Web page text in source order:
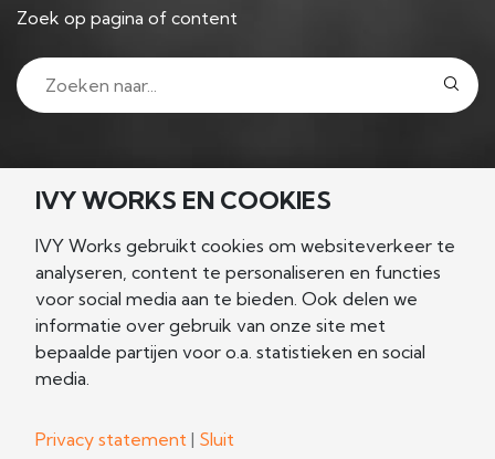
Zoek op pagina of content
NIEUWSGIERIG?
Let's connect!
Kennismaken
IVY WORKS EN COOKIES
IVY Works gebruikt cookies om websiteverkeer te
analyseren, content te personaliseren en functies
voor social media aan te bieden. Ook delen we
informatie over gebruik van onze site met
bepaalde partijen voor o.a. statistieken en social
media.
Privacy statement | Sluit